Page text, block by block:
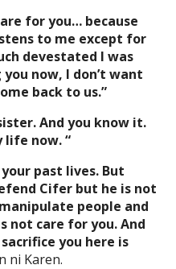
for you… because
to me except for
devestated I was
now, I don’t want
back to us.”
And you know it.
life now. “
past lives. But
Cifer but he is not
people and
not care for you. And
you here is
ni Karen.